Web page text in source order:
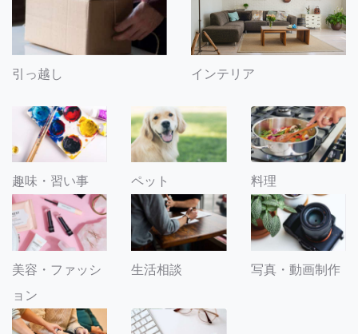
引っ越し インテリア
趣味・習い事 ペット 料理
美容・ファッシ
ョン
生活相談 写真・動画制作